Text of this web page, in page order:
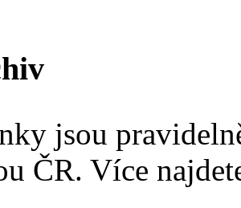
jsou
ČR. Více